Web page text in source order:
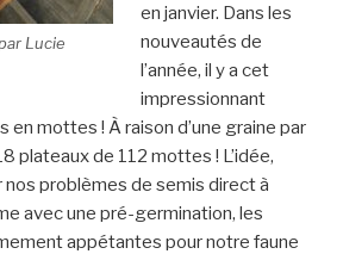
Lucie
en janvier. Dans les
nouveautés de
l’année, il y a cet
impressionnant
mottes ! À raison d’une graine par
plateaux de 112 mottes ! L’idée,
nos problèmes de semis direct à
avec une pré-germination, les
appétantes pour notre faune